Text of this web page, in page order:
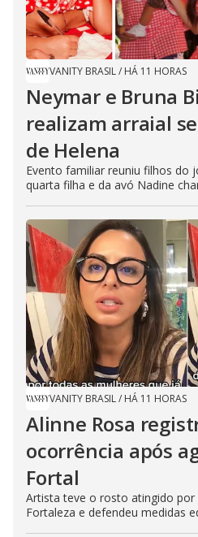
VANITY BRASIL/ HÁ 11 HORAS
Neymar e Bruna
realizam arraial
de Helena
Evento familiar reuniu filhos do
quarta filha e da avó Nadine
VANITY BRASIL/ HÁ 11 HORAS
Alinne Rosa
ocorrência após
Fortal
Artista teve o rosto atingido
Fortaleza e defendeu medidas